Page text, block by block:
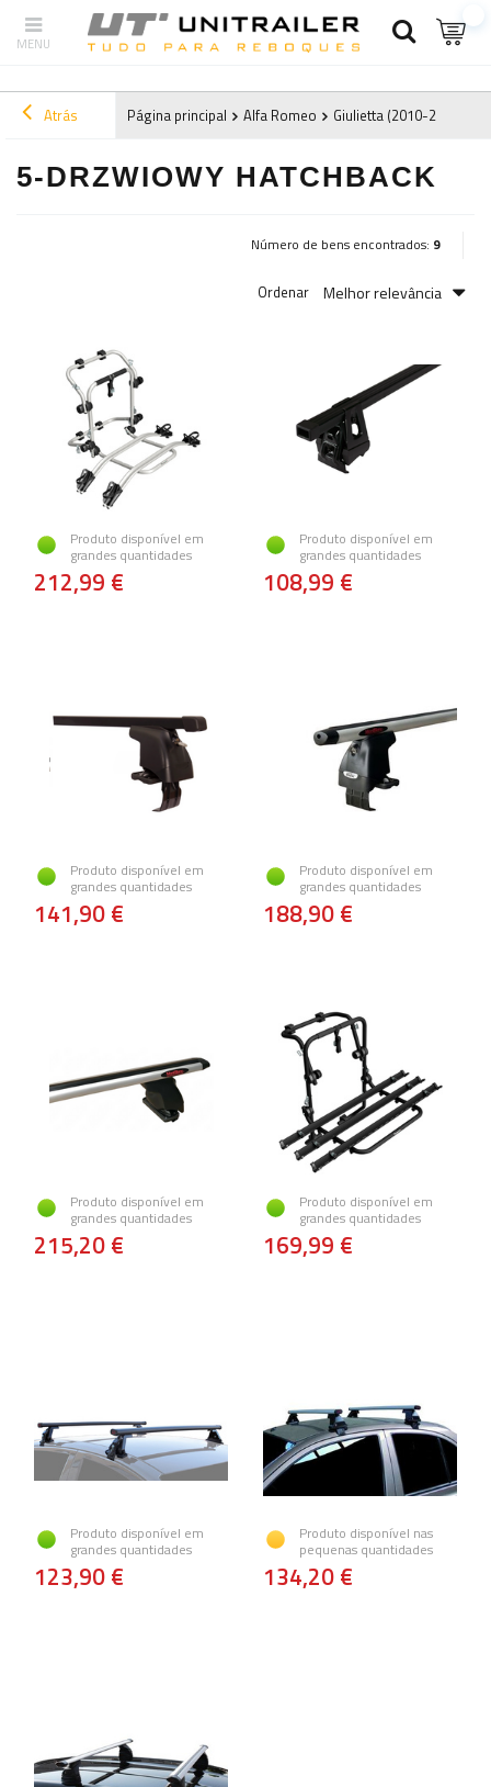
Atrás Página principal Alfa Romeo Giulietta (2010-2020)
5-DRZWIOWY HATCHBACK
Número de bens encontrados: 9
Ordenar Melhor relevância
Produto disponível em
grandes quantidades
212,99 €
Produto disponível em
grandes quantidades
108,99 €
Produto disponível em
grandes quantidades
141,90 €
Produto disponível em
grandes quantidades
188,90 €
Produto disponível em
grandes quantidades
215,20 €
Produto disponível em
grandes quantidades
169,99 €
Produto disponível em
grandes quantidades
123,90 €
Produto disponível nas
pequenas quantidades
134,20 €